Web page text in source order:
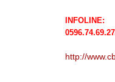
INFOLINE:
http://